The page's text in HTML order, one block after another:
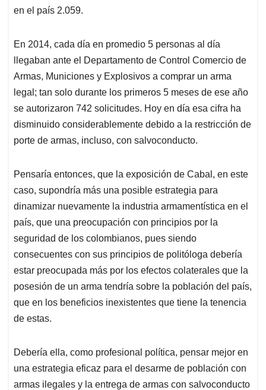
en el país 2.059.
En 2014, cada día en promedio 5 personas al día
llegaban ante el Departamento de Control Comercio de
Armas, Municiones y Explosivos a comprar un arma
legal; tan solo durante los primeros 5 meses de ese año
se autorizaron 742 solicitudes. Hoy en día esa cifra ha
disminuido considerablemente debido a la restricción de
porte de armas, incluso, con salvoconducto.
Pensaría entonces, que la exposición de Cabal, en este
caso, supondría más una posible estrategia para
dinamizar nuevamente la industria armamentística en el
país, que una preocupación con principios por la
seguridad de los colombianos, pues siendo
consecuentes con sus principios de politóloga debería
estar preocupada más por los efectos colaterales que la
posesión de un arma tendría sobre la población del país,
que en los beneficios inexistentes que tiene la tenencia
de estas.
Debería ella, como profesional política, pensar mejor en
una estrategia eficaz para el desarme de población con
armas ilegales y la entrega de armas con salvoconducto